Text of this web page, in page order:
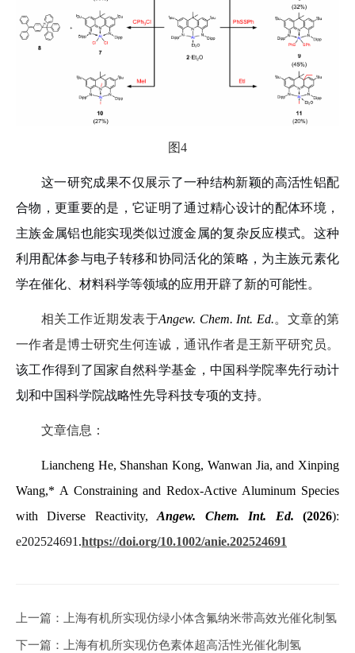
图4
这一研究成果不仅展示了一种结构新颖的高活性铝配
合物，更重要的是，它证明了通过精心设计的配体环境，
主族金属铝也能实现类似过渡金属的复杂反应模式。这种
利用配体参与电子转移和协同活化的策略，为主族元素化
学在催化、材料科学等领域的应用开辟了新的可能性。
相关工作近期发表于Angew. Chem. Int. Ed.。文章的第
一作者是博士研究生何连诚，通讯作者是王新平研究员。
该工作得到了国家自然科学基金，中国科学院率先行动计
划和中国科学院战略性先导科技专项的支持。
文章信息：
Liancheng He, Shanshan Kong, Wanwan Jia, and Xinping
Wang,* A Constraining and Redox-Active Aluminum Species
with Diverse Reactivity,Angew. Chem. Int. Ed.(2026):
e202524691 .https://doi.org/10.1002/anie.202524691
上一篇：
上海有机所实现仿绿小体含氟纳米带高效光催化制氢
下一篇：
上海有机所实现仿色素体超高活性光催化制氢